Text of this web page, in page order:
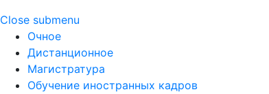
Close submenu
Очное
Дистанционное
Магистратура
Обучение иностранных кадров